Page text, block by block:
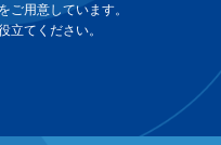
ご用意しています。
立てください。